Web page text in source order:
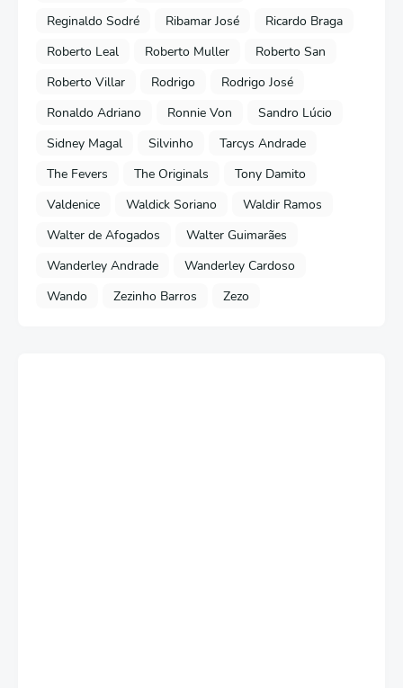
Reginaldo Sodré
Ribamar José
Ricardo Braga
Roberto Leal
Roberto Muller
Roberto San
Roberto Villar
Rodrigo
Rodrigo José
Ronaldo Adriano
Ronnie Von
Sandro Lúcio
Sidney Magal
Silvinho
Tarcys Andrade
The Fevers
The Originals
Tony Damito
Valdenice
Waldick Soriano
Waldir Ramos
Walter de Afogados
Walter Guimarães
Wanderley Andrade
Wanderley Cardoso
Wando
Zezinho Barros Zezo